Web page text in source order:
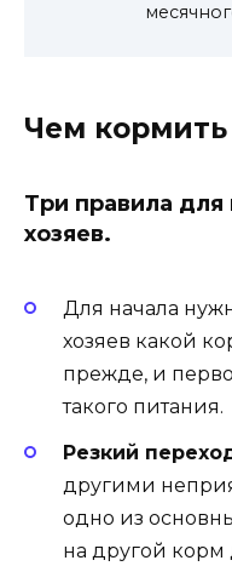
Чем
Три правила
хозяев.
Для начала
хозяев какой
прежде, и
такого питания.
Резкий
другими
одно из
на другой корм